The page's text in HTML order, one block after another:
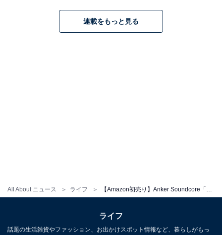
All About ニュース ライフ
連載をもっと見る
ライフ
話題の生活雑貨やファッション、お出かけスポット情報など、暮らしがもっ